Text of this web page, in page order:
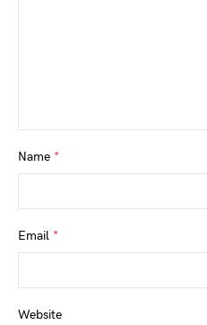
Name *
Email *
Website